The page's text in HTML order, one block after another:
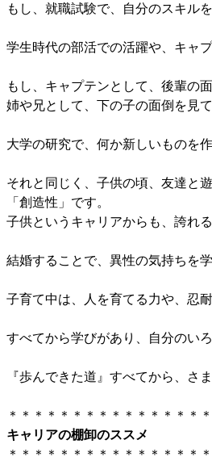
もし、就職試験で、自分のスキル
学生時代の部活での活躍や、キャ
もし、キャプテンとして、後輩の
姉や兄として、下の子の面倒を見
大学の研究で、何か新しいものを
それと同じく、子供の頃、友達と
「創造性」です。
子供というキャリアからも、誇れ
結婚することで、異性の気持ちを
子育て中は、人を育てる力や、忍
すべてから学びがあり、自分のい
『歩んできた道』すべてから、さ
＊＊＊＊＊＊＊＊＊＊＊＊＊＊＊
キャリアの棚卸のススメ
＊＊＊＊＊＊＊＊＊＊＊＊＊＊＊